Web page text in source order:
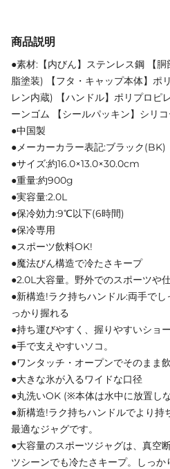
商品説明
●素材:【内びん】ステンレス鋼 【
脂塗装) 【フタ・キャップ本体】ポ
レン内蔵) 【ハンドル】ポリプロピ
ーンゴム 【シールパッキン】シリ
●中国製
●メーカーカラー表記:ブラック(BK)
●サイズ:約16.0×13.0×30.0cm
●重量:約900g
●実容量:2.0L
●保冷効力:9℃以下(6時間)
●保冷専用
●スポーツ飲料OK!
●魔法びん構造で冷たさキープ
●2.0L大容量。野外でのスポーツや仕
●新構造!ラク持ちハンドル:両手で
っかり握れる
●持ち運びやすく、握りやすいショ
●手で支えやすいソコ。
●ワンタッチ・オープンでそのまま飲
●大きな氷が入るワイドな口径
●丸洗いOK (※本体は水中に放置し
●新構造!ラク持ちハンドルでより持
最適なジャグです。
●大容量のスポーツジャグは、真空
ツシーンでも冷たさキープ。しっ